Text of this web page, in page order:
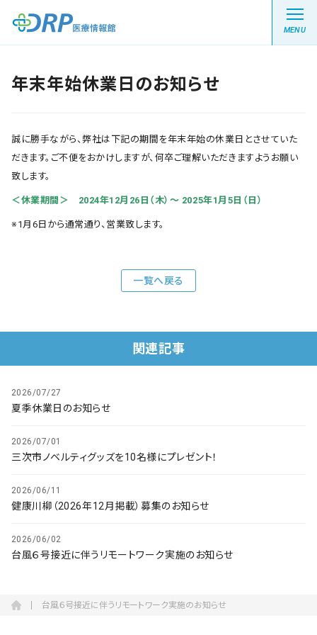
MENU
栄養健康レシピ
医療系学生記事
DRP医療情報館とは?
お問い合わせ
年末年始休業日のお知らせ
誠に勝手ながら、弊社は下記の期間を年末年始の休業日とさせていた
だきます。ご不便をおかけしますが、何卒ご理解いただきますようお願い
致します。
＜休業期間＞ 2024年12月26日（木）～ 2025年1月5日（日）
※1月6日から通常通り、営業致します。
一覧へ戻る
関連記事
2026/07/27
夏季休業日のお知らせ
2026/07/01
三次市ノベルティグッズを10名様にプレゼント！
2026/06/11
健康川柳（2026年12月掲載）募集のお知らせ
2026/06/02
台風６号接近に伴うリモートワーク実施のお知らせ
台風６号接近に伴うリモートワーク実施のお知らせ